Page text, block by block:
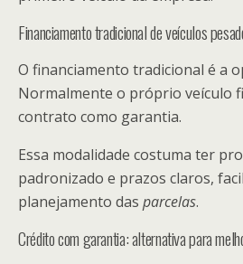
Financiamento tradicional de veículos
O financiamento tradicional é a
Normalmente o próprio veículo
contrato como garantia.
Essa modalidade costuma ter
padronizado e prazos claros,
planejamento das parcelas.
Crédito com garantia: alternativa para